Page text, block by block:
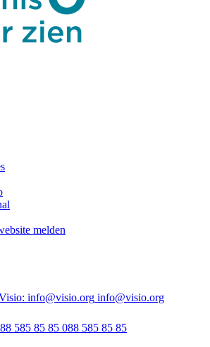
melden
info@visio.org info@visio.org
585 85 85 088 585 85 85